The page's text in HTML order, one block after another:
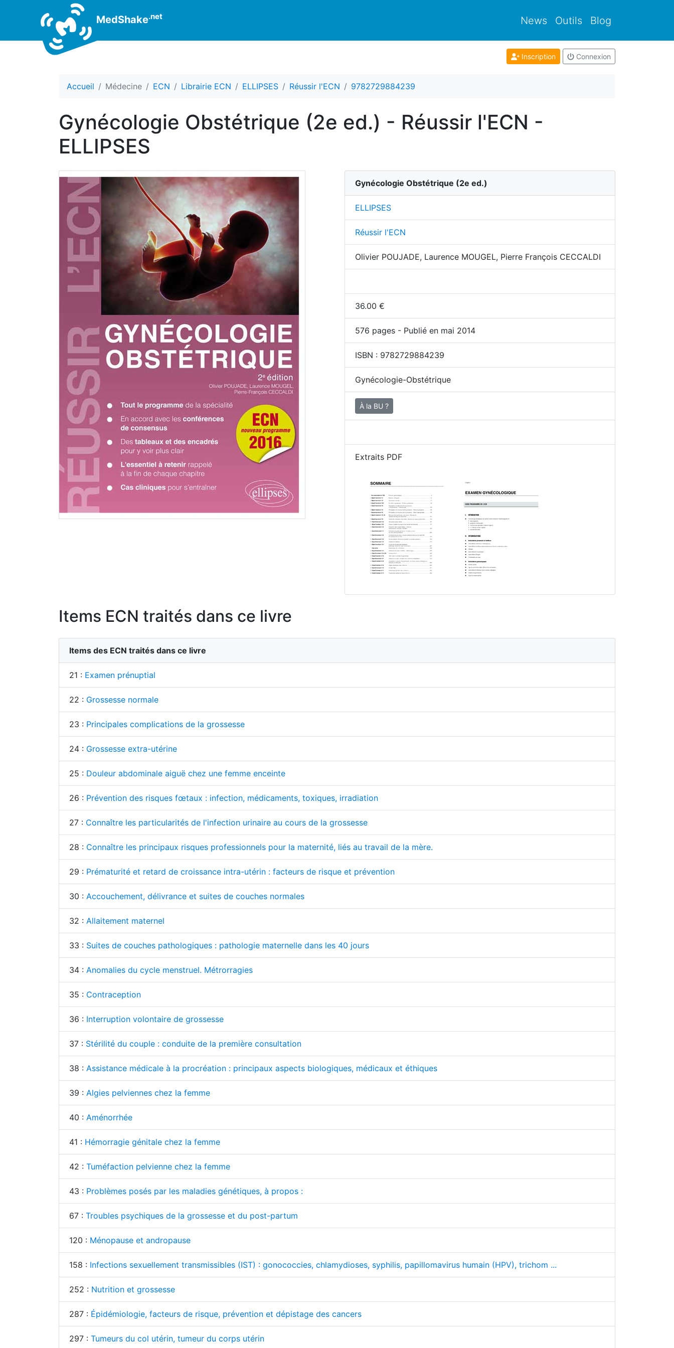
MedShake.net News Outils Blog
Inscription Connexion
Accueil Médecine ECN Librairie ECN ELLIPSES Réussir l'ECN 9782729884239
Gynécologie Obstétrique (2e ed.) - Réussir l'ECN -
ELLIPSES
Gynécologie Obstétrique (2e ed.)
ELLIPSES
Réussir l'ECN
Olivier POUJADE, Laurence MOUGEL, Pierre François CECCALDI
36.00 €
576 pages - Publié en mai 2014
ISBN : 9782729884239
Gynécologie-Obstétrique
À la BU ?
Extraits PDF
Items ECN traités dans ce livre
Items des ECN traités dans ce livre
21 : Examen prénuptial
22 : Grossesse normale
23 : Principales complications de la grossesse
24 : Grossesse extra-utérine
25 : Douleur abdominale aiguë chez une femme enceinte
26 : Prévention des risques fœtaux : infection, médicaments, toxiques, irradiation
27 : Connaître les particularités de l'infection urinaire au cours de la grossesse
28 : Connaître les principaux risques professionnels pour la maternité, liés au travail de la mère.
29 : Prématurité et retard de croissance intra-utérin : facteurs de risque et prévention
30 : Accouchement, délivrance et suites de couches normales
32 : Allaitement maternel
33 : Suites de couches pathologiques : pathologie maternelle dans les 40 jours
34 : Anomalies du cycle menstruel. Métrorragies
35 : Contraception
36 : Interruption volontaire de grossesse
37 : Stérilité du couple : conduite de la première consultation
38 : Assistance médicale à la procréation : principaux aspects biologiques, médicaux et éthiques
39 : Algies pelviennes chez la femme
40 : Aménorrhée
41 : Hémorragie génitale chez la femme
42 : Tuméfaction pelvienne chez la femme
43 : Problèmes posés par les maladies génétiques, à propos :
67 : Troubles psychiques de la grossesse et du post-partum
120 : Ménopause et andropause
158 : Infections sexuellement transmissibles (IST) : gonococcies, chlamydioses, syphilis, papillomavirus humain (HPV), trichom ...
252 : Nutrition et grossesse
287 : Épidémiologie, facteurs de risque, prévention et dépistage des cancers
297 : Tumeurs du col utérin, tumeur du corps utérin